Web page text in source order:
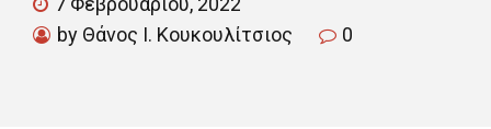
by Θάνος Ι. Κουκουλίτσιος
0